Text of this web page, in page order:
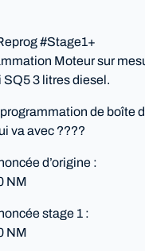
#Stage1+
Moteur sur
SQ5 3 litres diesel.
de boîte
va avec ????
d’origine :
NM
stage 1 :
NM